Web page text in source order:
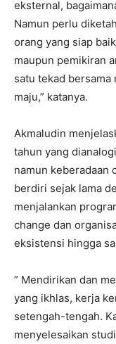
eksternal,
Namun perlu
orang yang siap
maupun pemikiran
satu tekad
maju,” katanya.
Akmaludin
tahun yang
namun keberadaan
berdiri sejak lama
menjalankan
change dan
eksistensi hingga
” Mendirikan dan
yang ikhlas, kerja
setengah-tengah.
menyelesaikan